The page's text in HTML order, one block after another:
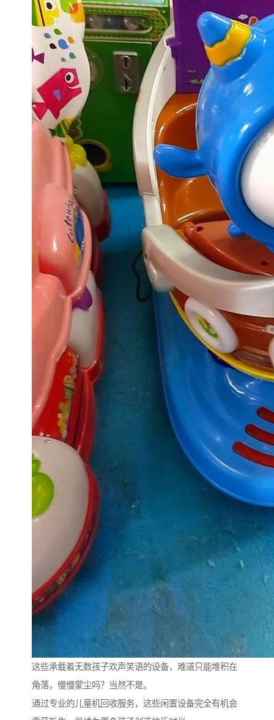
这些承载着无数孩子欢声笑语的设备，难道只能堆积在
角落，慢慢蒙尘吗？当然不是。
通过专业的儿童机回收服务，这些闲置设备完全有机会